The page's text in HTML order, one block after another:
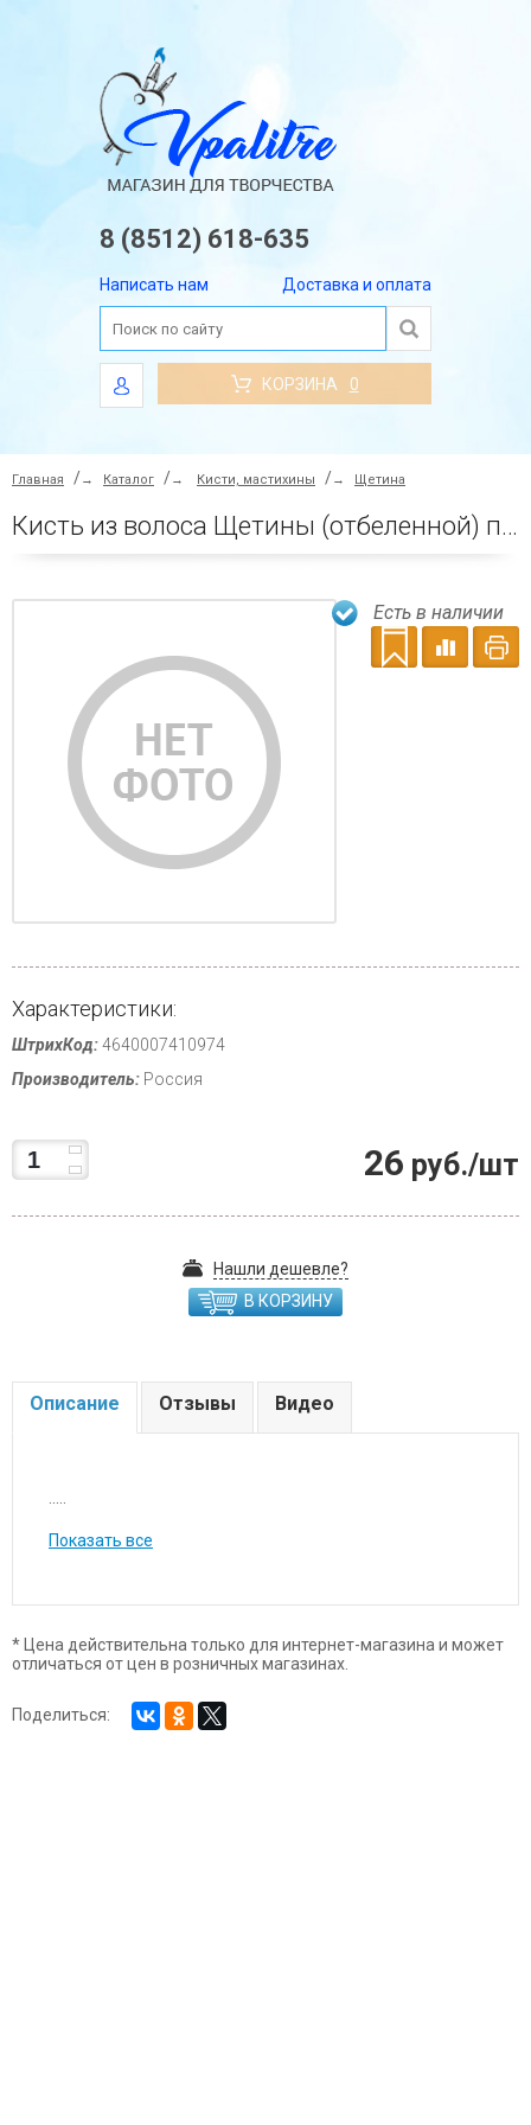
8 (8512) 618-635
Написать нам Доставка и оплата
КОРЗИНА 0
Главная → Каталог → Кисти, мастихины → Щетина
Кисть из волоса Щетины (отбеленной) плоская № 8
Есть в наличии
Характеристики:
ШтрихКод:4640007410974
Производитель: Россия
26 руб./шт
Нашли дешевле?
В КОРЗИНУ
Описание Отзывы Видео
Показать все
* Цена действительна только для интернет-магазина и может
отличаться от цен в розничных магазинах.
Поделиться: